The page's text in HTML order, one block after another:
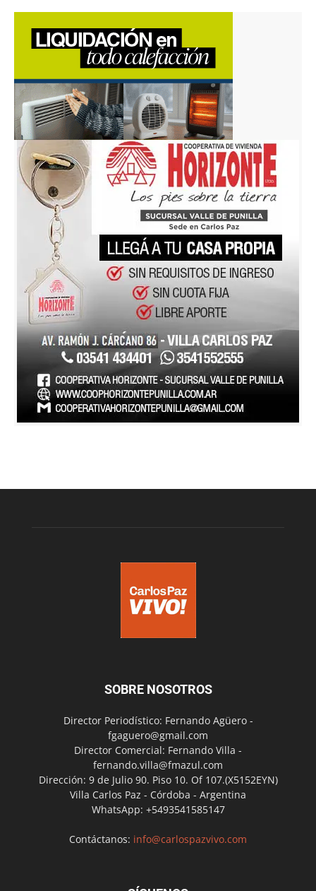
SOBRE NOSOTROS
Director Periodístico: Fernando Agüero -
fgaguero@gmail.com
Director Comercial: Fernando Villa -
fernando.villa@fmazul.com
Dirección: 9 de Julio 90. Piso 10. Of 107.(X5152EYN)
Villa Carlos Paz - Córdoba - Argentina
WhatsApp: +5493541585147
Contáctanos: info@carlospazvivo.com